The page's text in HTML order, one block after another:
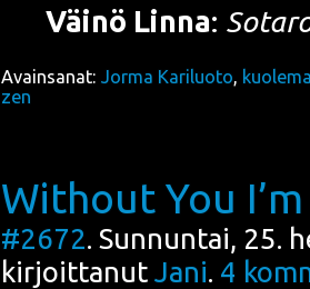
Väi­nö Lin­na:
Avainsanat: Jorma Kariluoto,
zen
Without You
#2672. Sunnuntai, 25.
kirjoittanut Jani. 4